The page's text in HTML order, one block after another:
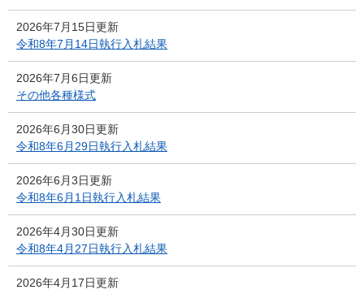
2026年7月15日更新
令和8年7月14日執行入札結果
2026年7月6日更新
その他各種様式
2026年6月30日更新
令和8年6月29日執行入札結果
2026年6月3日更新
令和8年6月1日執行入札結果
2026年4月30日更新
令和8年4月27日執行入札結果
2026年4月17日更新